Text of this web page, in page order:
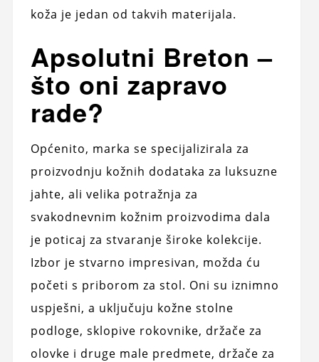
koža je jedan od takvih materijala.
Apsolutni Breton –
što oni zapravo
rade?
Općenito, marka se specijalizirala za
proizvodnju kožnih dodataka za luksuzne
jahte, ali velika potražnja za
svakodnevnim kožnim proizvodima dala
je poticaj za stvaranje široke kolekcije.
Izbor je stvarno impresivan, možda ću
početi s priborom za stol. Oni su iznimno
uspješni, a uključuju kožne stolne
podloge, sklopive rokovnike, držače za
olovke i druge male predmete, držače za